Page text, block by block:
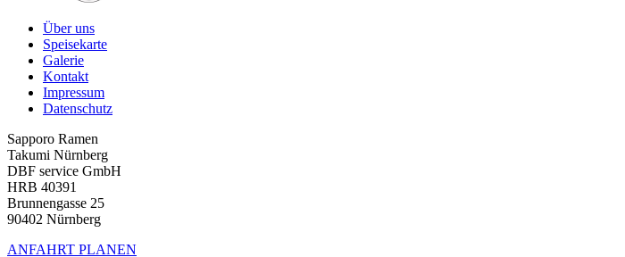
Über uns
Speisekarte
Galerie
Kontakt
Impressum
Datenschutz
Sapporo Ramen
Takumi Nürnberg
DBF service GmbH
HRB 40391
Brunnengasse 25
90402 Nürnberg
ANFAHRT PLANEN